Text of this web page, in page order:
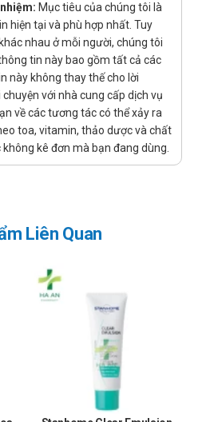
Thảo chính hãng, uy
chính hãng, bạn có thể mua tại
như sau:
hàng
thuochaan.com
mạnh khỏe, vui vẻ và hạnh phúc!
Mục tiêu của chúng tôi là
hiện tại và phù hợp nhất. Tuy
nhau ở mỗi người, chúng tôi
tin này bao gồm tất cả các
này không thay thế cho lời
với nhà cung cấp dịch vụ
về các tương tác có thể xảy ra
toa, vitamin, thảo dược và chất
kê đơn mà bạn đang dùng.
Liên Quan